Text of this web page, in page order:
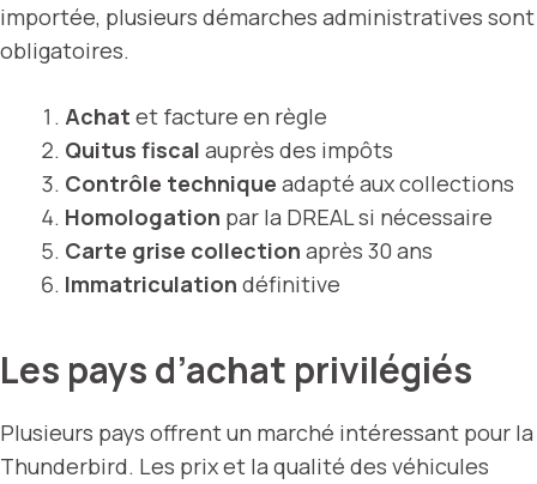
importée, plusieurs démarches administratives sont
obligatoires.
Achat et facture en règle
Quitus fiscal auprès des impôts
Contrôle technique adapté aux collections
Homologation par la DREAL si nécessaire
Carte grise collection après 30 ans
Immatriculation définitive
Les pays d’achat privilégiés
Plusieurs pays offrent un marché intéressant pour la
Thunderbird. Les prix et la qualité des véhicules